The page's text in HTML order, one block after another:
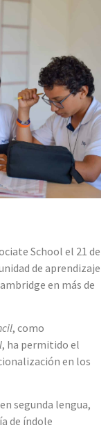
School el 21 de
de aprendizaje
en más de
, como
, ha permitido el
en los
segunda lengua,
de índole